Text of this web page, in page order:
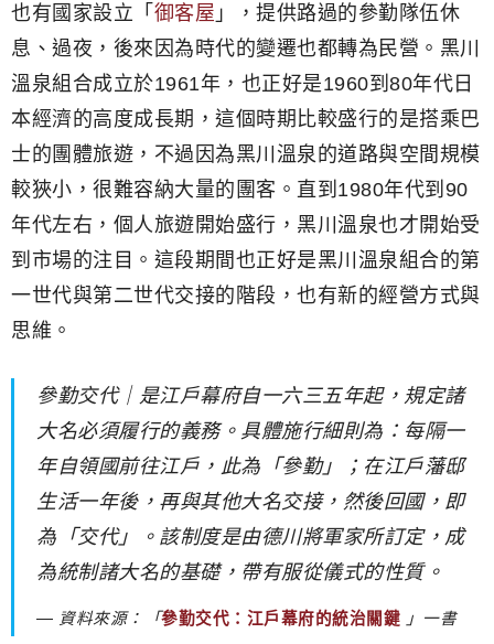
也有國家設立「 御客屋 」，提供路過的參勤隊伍休
息、過夜，後來因為時代的變遷也都轉為民營。黑川
溫泉組合成立於1961年，也正好是1960到80年代日
本經濟的高度成長期，這個時期比較盛行的是搭乘巴
士的團體旅遊，不過因為黑川溫泉的道路與空間規模
較狹小，很難容納大量的團客。直到1980年代到90
年代左右，個人旅遊開始盛行，黑川溫泉也才開始受
到市場的注目。這段期間也正好是黑川溫泉組合的第
一世代與第二世代交接的階段，也有新的經營方式與
思維。
參勤交代｜是江戶幕府自一六三五年起，規定諸
大名必須履行的義務。具體施行細則為：每隔一
年自領國前往江戶，此為「參勤」；在江戶藩邸
生活一年後，再與其他大名交接，然後回國，即
為「交代」。該制度是由德川將軍家所訂定，成
為統制諸大名的基礎，帶有服從儀式的性質。
資料來源：「參勤交代：江戶幕府的統治關鍵 」一書